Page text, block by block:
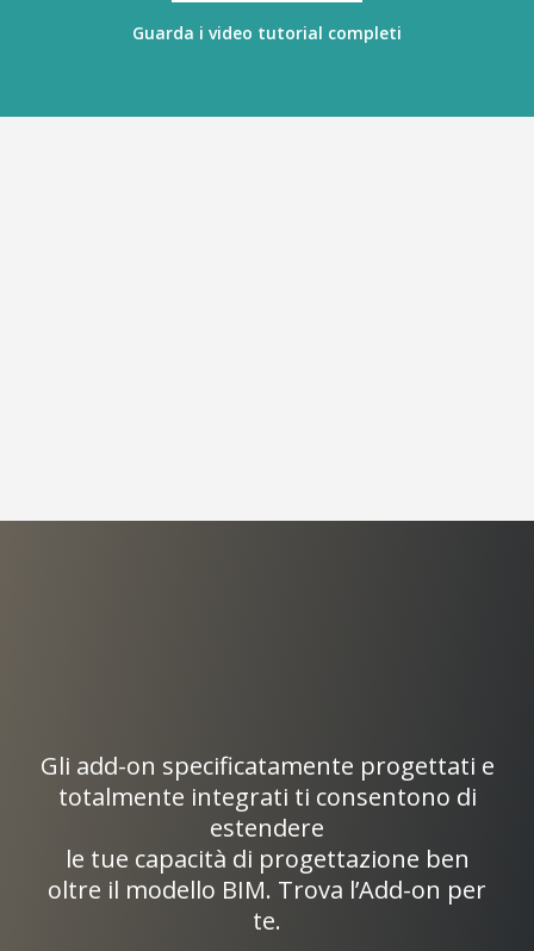
Guarda i video tutorial completi
Gli add-on specificatamente progettati e
totalmente integrati ti consentono di
estendere
le tue capacità di progettazione ben
oltre il modello BIM. Trova l’Add-on per
te.